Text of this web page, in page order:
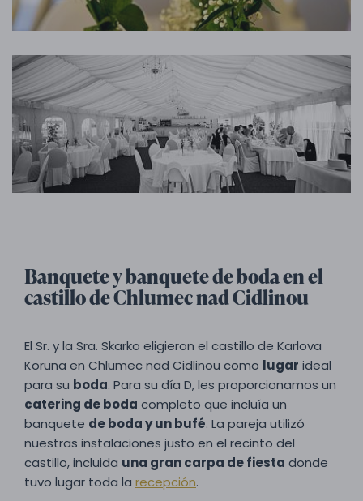
Banquete y banquete de boda en el
castillo de Chlumec nad Cidlinou
El Sr. y la Sra. Skarko eligieron el castillo de Karlova
Koruna en Chlumec nad Cidlinou como lugar ideal
para su boda. Para su día D, les proporcionamos un
catering de boda completo que incluía un
banquete de boda y un bufé. La pareja utilizó
nuestras instalaciones justo en el recinto del
castillo, incluida una gran carpa de fiesta donde
tuvo lugar toda la recepción.